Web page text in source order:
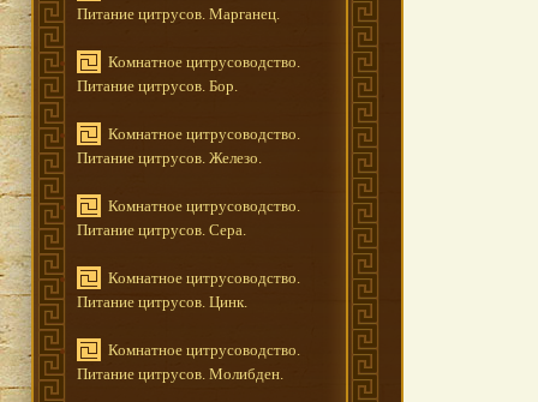
Питание цитрусов. Марганец.
Комнатное цитрусоводство.
Питание цитрусов. Бор.
Комнатное цитрусоводство.
Питание цитрусов. Железо.
Комнатное цитрусоводство.
Питание цитрусов. Сера.
Комнатное цитрусоводство.
Питание цитрусов. Цинк.
Комнатное цитрусоводство.
Питание цитрусов. Молибден.